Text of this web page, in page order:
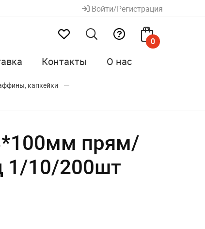
Войти/Регистрация
0
Контакты О нас
капкейки
прям/
1/10/200шт